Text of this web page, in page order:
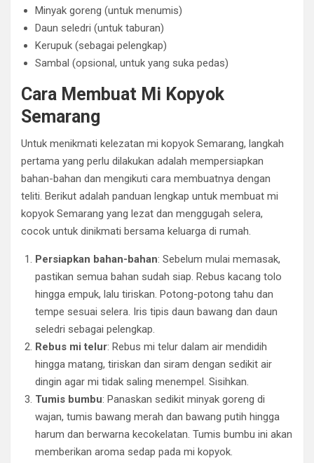
Minyak goreng (untuk menumis)
Daun seledri (untuk taburan)
Kerupuk (sebagai pelengkap)
Sambal (opsional, untuk yang suka pedas)
Cara Membuat Mi Kopyok
Semarang
Untuk menikmati kelezatan mi kopyok Semarang, langkah
pertama yang perlu dilakukan adalah mempersiapkan
bahan-bahan dan mengikuti cara membuatnya dengan
teliti. Berikut adalah panduan lengkap untuk membuat mi
kopyok Semarang yang lezat dan menggugah selera,
cocok untuk dinikmati bersama keluarga di rumah.
Persiapkan bahan-bahan: Sebelum mulai memasak,
pastikan semua bahan sudah siap. Rebus kacang tolo
hingga empuk, lalu tiriskan. Potong-potong tahu dan
tempe sesuai selera. Iris tipis daun bawang dan daun
seledri sebagai pelengkap.
Rebus mi telur: Rebus mi telur dalam air mendidih
hingga matang, tiriskan dan siram dengan sedikit air
dingin agar mi tidak saling menempel. Sisihkan.
Tumis bumbu: Panaskan sedikit minyak goreng di
wajan, tumis bawang merah dan bawang putih hingga
harum dan berwarna kecokelatan. Tumis bumbu ini akan
memberikan aroma sedap pada mi kopyok.